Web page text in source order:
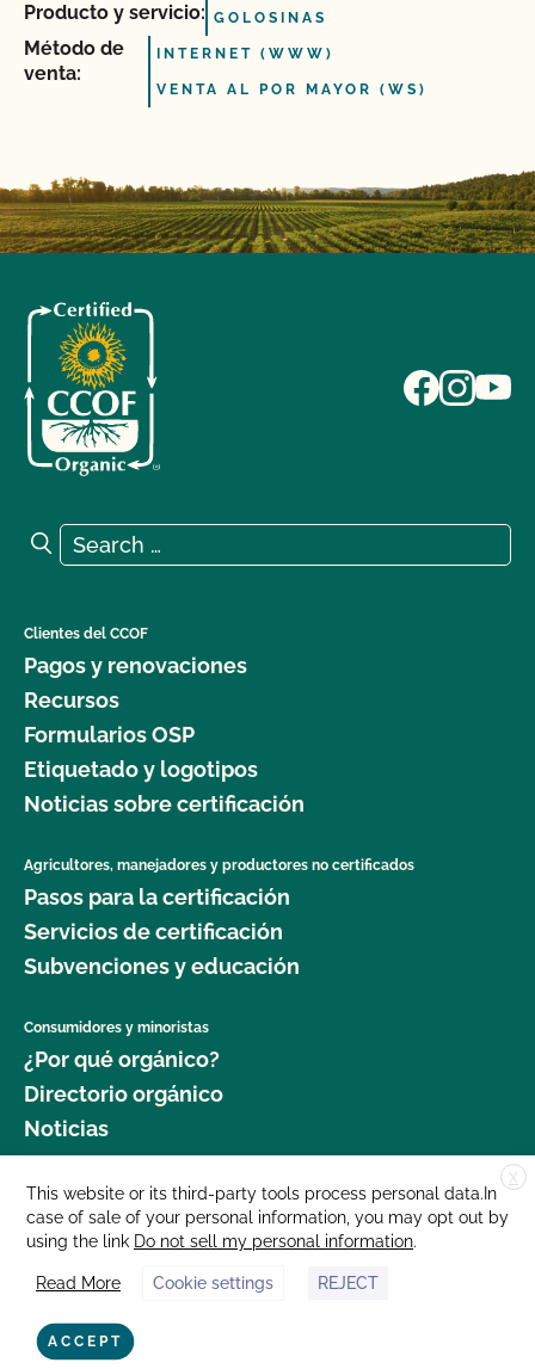
Producto y servicio: GOLOSINAS
Método de
venta:
INTERNET (WWW)
VENTA AL POR MAYOR (WS)
Search for:
Search
Clientes del CCOF
Pagos y renovaciones
Recursos
Formularios OSP
Etiquetado y logotipos
Noticias sobre certificación
Agricultores, manejadores y productores no certificados
Pasos para la certificación
Servicios de certificación
Subvenciones y educación
Consumidores y minoristas
¿Por qué orgánico?
Directorio orgánico
Noticias
Donar
Carreras profesionales
Sala de prensa
Contáctenos
877 Cedar Street, Suite 248, Santa Cruz, CA 95060 © 2025 CCOF.org
X
This website or its third-party tools process personal data.In
case of sale of your personal information, you may opt out by
using the link Do not sell my personal information.
Read More Cookie settings REJECT
ACCEPT